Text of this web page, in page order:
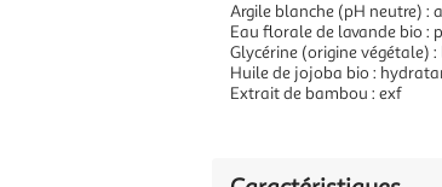
Argile blanche (pH neutre) :
Eau florale de lavande bio :
Glycérine (origine végétale)
Huile de jojoba bio :
Extrait de bambou : exf